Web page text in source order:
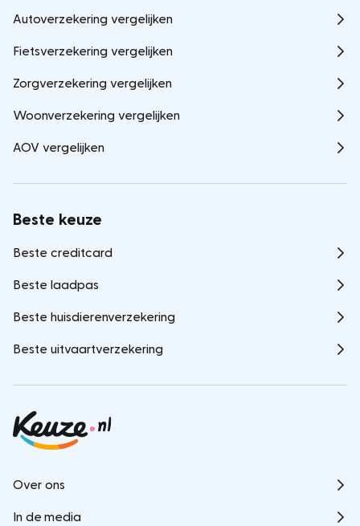
Over ons
In de media
Autoverzekering vergelijken
Fietsverzekering vergelijken
Zorgverzekering vergelijken
Woonverzekering vergelijken
AOV vergelijken
Beste keuze
Beste creditcard
Beste laadpas
Beste huisdierenverzekering
Beste uitvaartverzekering